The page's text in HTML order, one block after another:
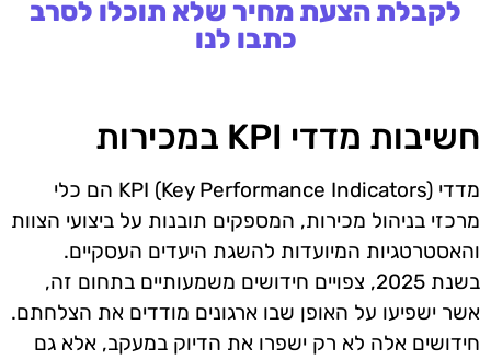
לקבלת הצעת מחיר שלא תוכלו לסרב
כתבו לנו
חשיבות מדדי KPI במכירות
מדדי KPI (Key Performance Indicators) הם כלי
מרכזי בניהול מכירות, המספקים תובנות על ביצועי הצוות
והאסטרטגיות המיועדות להשגת היעדים העסקיים.
בשנת 2025, צפויים חידושים משמעותיים בתחום זה,
אשר ישפיעו על האופן שבו ארגונים מודדים את הצלחתם.
חידושים אלה לא רק ישפרו את הדיוק במעקב, אלא גם